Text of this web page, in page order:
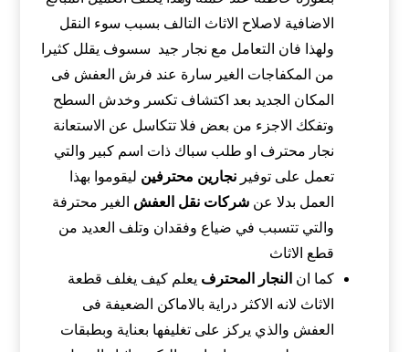
الاضافية لاصلاح الاثاث التالف بسبب سوء النقل
ولهذا فان التعامل مع نجار جيد سسوف يقلل كثيرا
من المكفاجات الغير سارة عند فرش العفش فى
المكان الجديد بعد اكتشاف تكسر وخدش السطح
وتفكك الاجزء من بعض فلا تتكاسل عن الاستعانة
نجار محترف او طلب سباك ذات اسم كبير والتي
تعمل على توفيرنجارين محترفين ليقوموا بهذا
العمل بدلا عنشركات نقل العفش الغير محترفة
والتي تتسبب في ضياع وفقدان وتلف العديد من
قطع الاثاث
كما ان النجار المحترف يعلم كيف يغلف قطعة
الاثاث لانه الاكثر دراية بالاماكن الضعيفة فى
العفش والذي يركز على تغليفها بعناية وبطبقات